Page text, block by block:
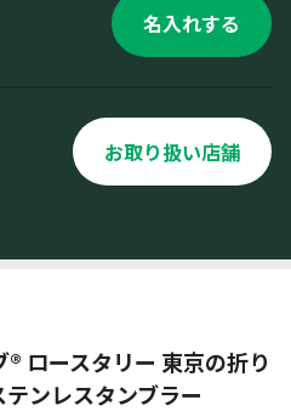
名入れする
お取り扱い店舗
ロースタリー 東京の折り
ンレスタンブラー